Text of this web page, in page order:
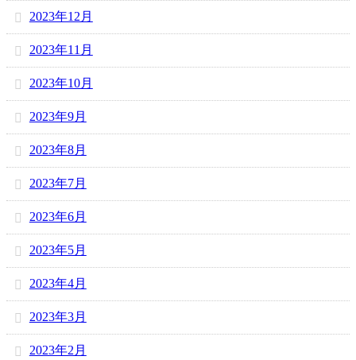
2023年12月
2023年11月
2023年10月
2023年9月
2023年8月
2023年7月
2023年6月
2023年5月
2023年4月
2023年3月
2023年2月